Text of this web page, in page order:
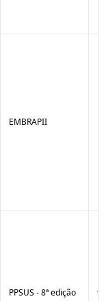
EMBRAPII
PPSUS - 8ª edição